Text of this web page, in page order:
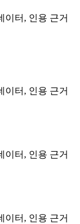
이터, 인용 근거
이터, 인용 근거
이터, 인용 근거
이터, 인용 근거